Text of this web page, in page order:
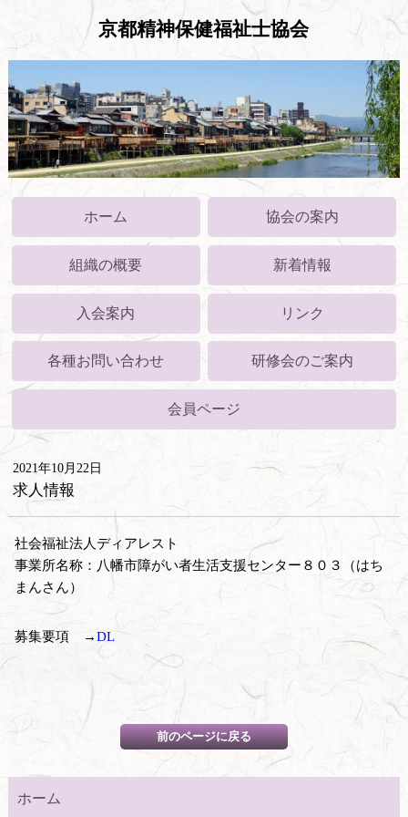
京都精神保健福祉士協会
ホーム 協会の案内
組織の概要 新着情報
入会案内 リンク
各種お問い合わせ 研修会のご案内
会員ページ
2021年10月22日
求人情報
社会福祉法人ディアレスト
事業所名称：八幡市障がい者生活支援センター８０３（はち
まんさん）
募集要項 →DL
ホーム